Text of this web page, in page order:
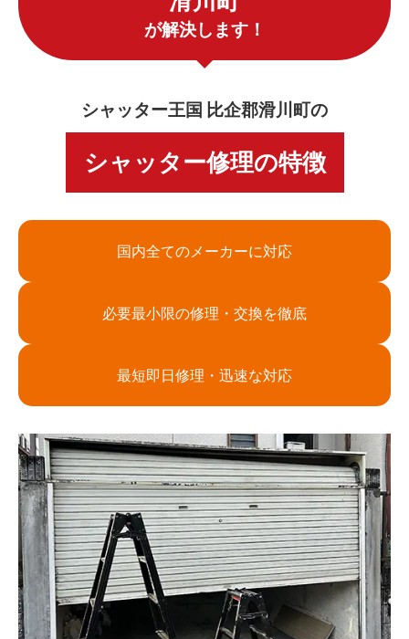
が解決します！
シャッター王国 比企郡滑川町の
シャッター修理の特徴
国内全てのメーカーに対応
必要最小限の修理・交換を徹底
最短即日修理・迅速な対応